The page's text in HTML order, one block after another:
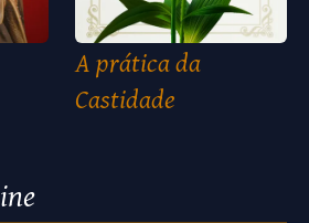
A prática da
Castidade